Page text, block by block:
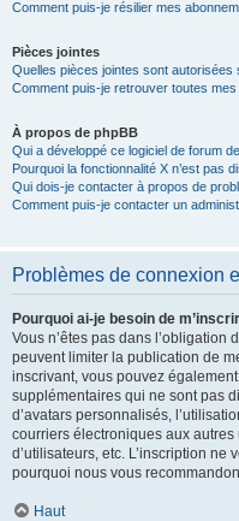
Comment puis-je résilier mes
Pièces jointes
Quelles pièces jointes sont autorisées
Comment puis-je retrouver toutes
À propos de phpBB
Qui a développé ce logiciel de forum
Pourquoi la fonctionnalité X n’est pas
Qui dois-je contacter à propos de
Comment puis-je contacter un
Problèmes de connexion
Pourquoi ai-je besoin de
Vous n’êtes pas dans l’obligation
peuvent limiter la publication de
inscrivant, vous pouvez
supplémentaires qui ne sont pas
d’avatars personnalisés,
courriers électroniques aux
d’utilisateurs, etc. L’inscription ne
pourquoi nous vous
Haut